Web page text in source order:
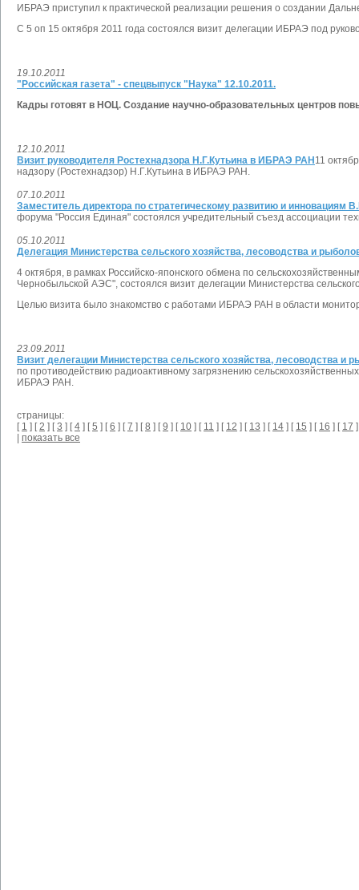
ИБРАЭ приступил к практической реализации решения о создании
С 5 оп 15 октября 2011 года состоялся визит делегации ИБРАЭ под
19.10.2011
"Российская газета" - спецвыпуск "Наука" 12.10.2011.
Кадры готовят в НОЦ. Создание научно-образовательных центров
12.10.2011
Визит руководителя Ростехнадзора Н.Г.Кутьина в ИБРАЭ РАН 11
надзору (Ростехнадзор) Н.Г.Кутьина в ИБРАЭ РАН.
07.10.2011
Заместитель директора по стратегическому развитию и
форума "Россия Единая" состоялся учредительный съезд ассоциации
05.10.2011
Делегация Министерства сельского хозяйства, лесоводства и
4 октября, в рамках Российско-японского обмена по
Чернобыльской АЭС", состоялся визит делегации Министерства
Целью визита было знакомство с работами ИБРАЭ РАН в области
23.09.2011
Визит делегации Министерства сельского хозяйства, лесоводства
по противодействию радиоактивному загрязнению
ИБРАЭ РАН.
страницы:
[ 1 ] [2 ] [3 ] [4 ] [5 ] [6 ] [7 ] [8 ] [9 ] [ 10 ] [ 11 ] [ 12 ] [ 13 ] [ 14 ] [ 15 ] [ 16 ] [ 17
показать все